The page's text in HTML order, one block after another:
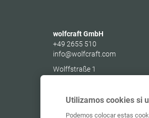
wolfcraft GmbH
+49 2655 510
info@wolfcraft.com
Wolffstraße 1
Utilizamos cookies si
Podemos colocar estas